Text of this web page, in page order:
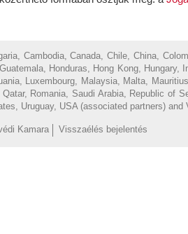
Cambodia, Canada, Chile, China,
Honduras, Hong Kong,
Luxembourg, Malaysia, Malta,
Romania, Saudi Arabia, Republic of
Uruguay, USA (associated partners) and
Kamara Visszaélés bejelentés